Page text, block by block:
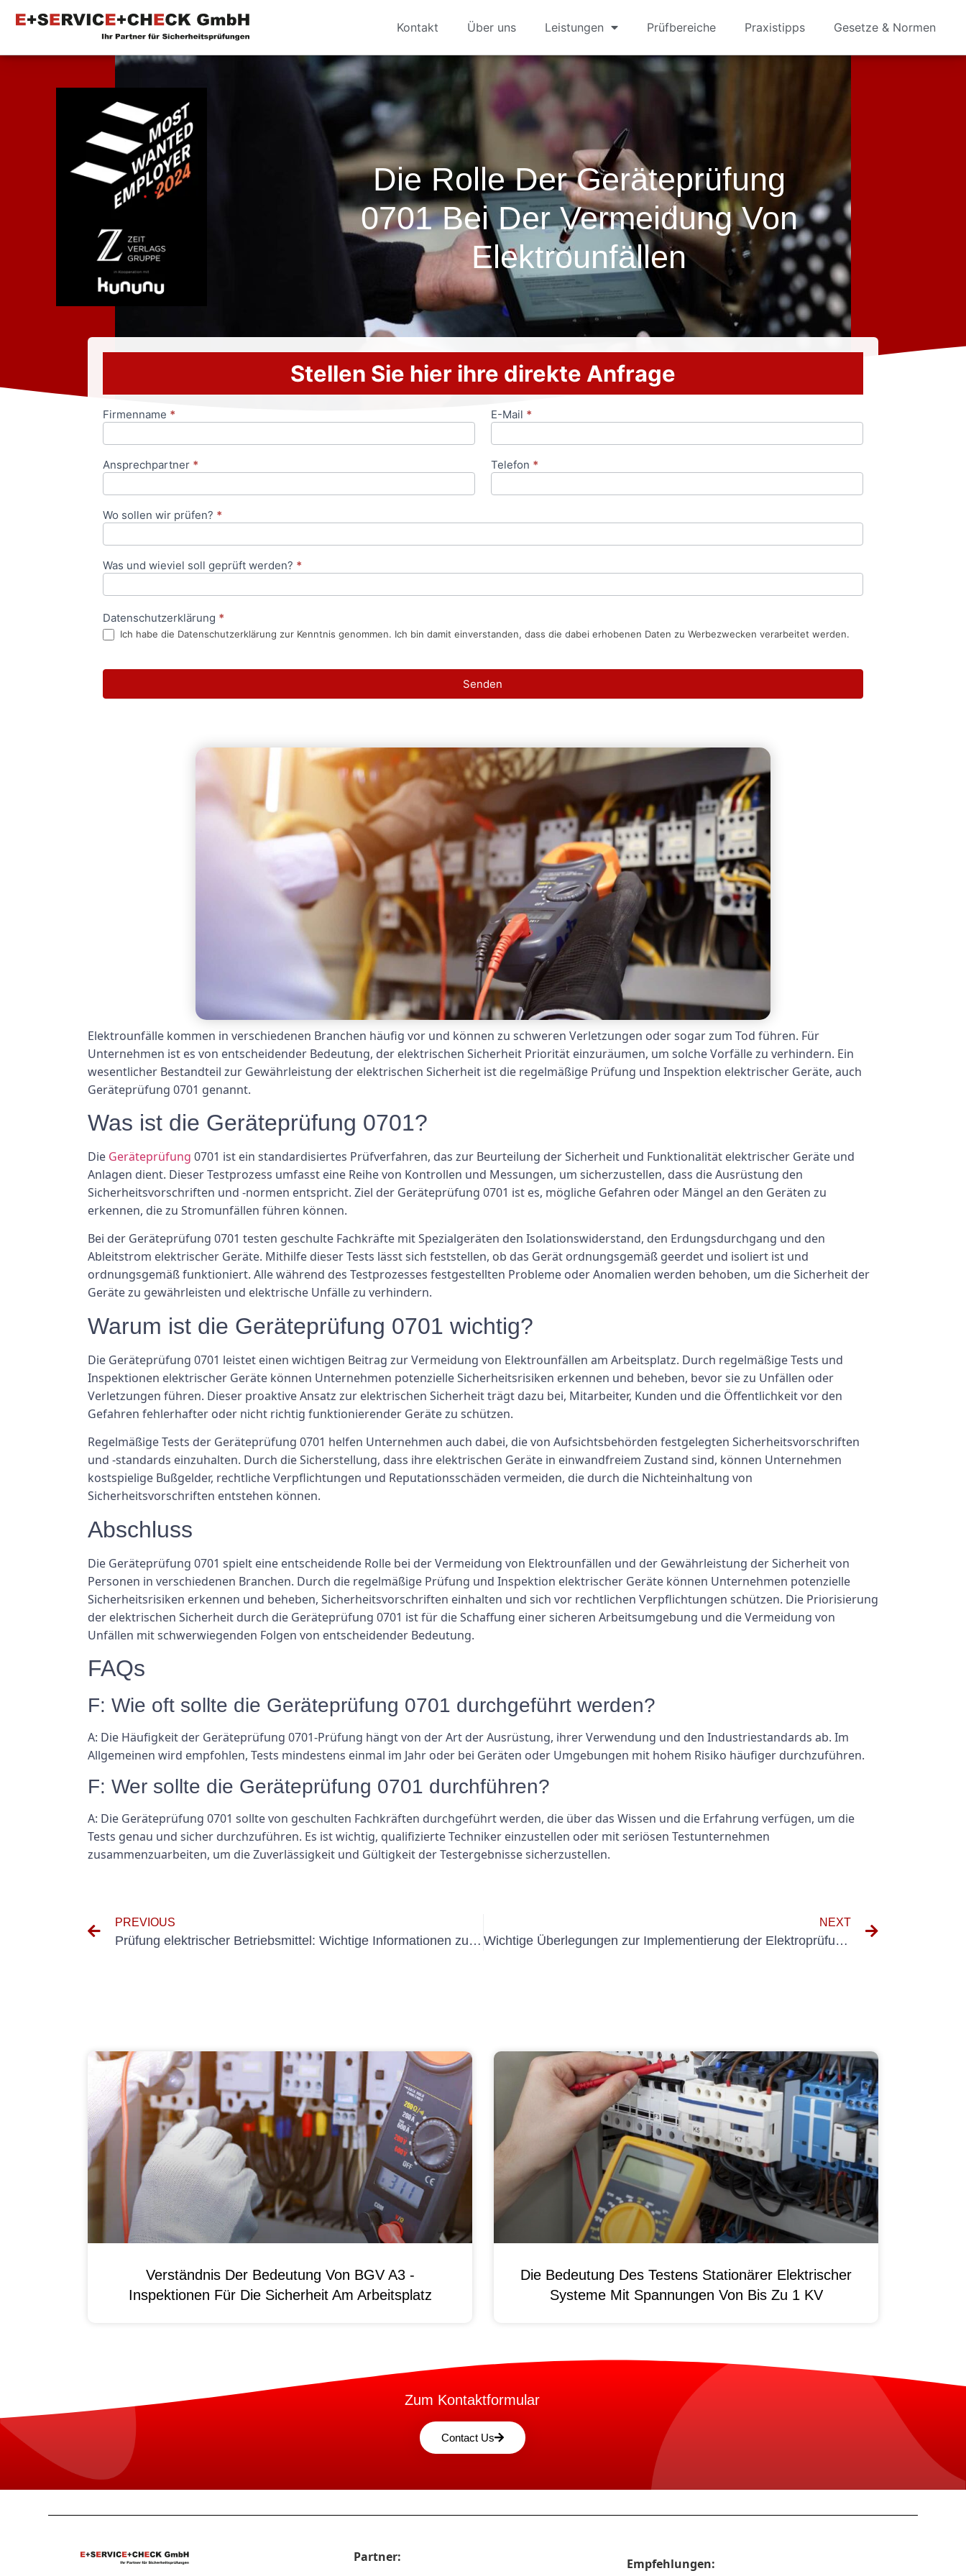
Kontakt Über uns Leistungen Prüfbereiche Praxistipps Gesetze & Normen
Die Rolle Der Geräteprüfung
0701 Bei Der Vermeidung Von
Elektrounfällen
Stellen Sie hier ihre direkte Anfrage
Anfrageformular
Firmenname * E-Mail *
Ansprechpartner * Telefon *
Wo sollen wir prüfen? *
Was und wieviel soll geprüft werden? *
Datenschutzerklärung *
Ich habe die Datenschutzerklärung zur Kenntnis genommen. Ich bin damit einverstanden, dass die dabei erhobenen Daten zu Werbezwecken verarbeitet werden.
Senden
Elektrounfälle kommen in verschiedenen Branchen häufig vor und können zu schweren Verletzungen oder sogar zum Tod führen. Für
Unternehmen ist es von entscheidender Bedeutung, der elektrischen Sicherheit Priorität einzuräumen, um solche Vorfälle zu verhindern. Ein
wesentlicher Bestandteil zur Gewährleistung der elektrischen Sicherheit ist die regelmäßige Prüfung und Inspektion elektrischer Geräte, auch
Geräteprüfung 0701 genannt.
Was ist die Geräteprüfung 0701?
Die Geräteprüfung 0701 ist ein standardisiertes Prüfverfahren, das zur Beurteilung der Sicherheit und Funktionalität elektrischer Geräte und
Anlagen dient. Dieser Testprozess umfasst eine Reihe von Kontrollen und Messungen, um sicherzustellen, dass die Ausrüstung den
Sicherheitsvorschriften und -normen entspricht. Ziel der Geräteprüfung 0701 ist es, mögliche Gefahren oder Mängel an den Geräten zu
erkennen, die zu Stromunfällen führen können.
Bei der Geräteprüfung 0701 testen geschulte Fachkräfte mit Spezialgeräten den Isolationswiderstand, den Erdungsdurchgang und den
Ableitstrom elektrischer Geräte. Mithilfe dieser Tests lässt sich feststellen, ob das Gerät ordnungsgemäß geerdet und isoliert ist und
ordnungsgemäß funktioniert. Alle während des Testprozesses festgestellten Probleme oder Anomalien werden behoben, um die Sicherheit der
Geräte zu gewährleisten und elektrische Unfälle zu verhindern.
Warum ist die Geräteprüfung 0701 wichtig?
Die Geräteprüfung 0701 leistet einen wichtigen Beitrag zur Vermeidung von Elektrounfällen am Arbeitsplatz. Durch regelmäßige Tests und
Inspektionen elektrischer Geräte können Unternehmen potenzielle Sicherheitsrisiken erkennen und beheben, bevor sie zu Unfällen oder
Verletzungen führen. Dieser proaktive Ansatz zur elektrischen Sicherheit trägt dazu bei, Mitarbeiter, Kunden und die Öffentlichkeit vor den
Gefahren fehlerhafter oder nicht richtig funktionierender Geräte zu schützen.
Regelmäßige Tests der Geräteprüfung 0701 helfen Unternehmen auch dabei, die von Aufsichtsbehörden festgelegten Sicherheitsvorschriften
und -standards einzuhalten. Durch die Sicherstellung, dass ihre elektrischen Geräte in einwandfreiem Zustand sind, können Unternehmen
kostspielige Bußgelder, rechtliche Verpflichtungen und Reputationsschäden vermeiden, die durch die Nichteinhaltung von
Sicherheitsvorschriften entstehen können.
Abschluss
Die Geräteprüfung 0701 spielt eine entscheidende Rolle bei der Vermeidung von Elektrounfällen und der Gewährleistung der Sicherheit von
Personen in verschiedenen Branchen. Durch die regelmäßige Prüfung und Inspektion elektrischer Geräte können Unternehmen potenzielle
Sicherheitsrisiken erkennen und beheben, Sicherheitsvorschriften einhalten und sich vor rechtlichen Verpflichtungen schützen. Die Priorisierung
der elektrischen Sicherheit durch die Geräteprüfung 0701 ist für die Schaffung einer sicheren Arbeitsumgebung und die Vermeidung von
Unfällen mit schwerwiegenden Folgen von entscheidender Bedeutung.
FAQs
F: Wie oft sollte die Geräteprüfung 0701 durchgeführt werden?
A: Die Häufigkeit der Geräteprüfung 0701-Prüfung hängt von der Art der Ausrüstung, ihrer Verwendung und den Industriestandards ab. Im
Allgemeinen wird empfohlen, Tests mindestens einmal im Jahr oder bei Geräten oder Umgebungen mit hohem Risiko häufiger durchzuführen.
F: Wer sollte die Geräteprüfung 0701 durchführen?
A: Die Geräteprüfung 0701 sollte von geschulten Fachkräften durchgeführt werden, die über das Wissen und die Erfahrung verfügen, um die
Tests genau und sicher durchzuführen. Es ist wichtig, qualifizierte Techniker einzustellen oder mit seriösen Testunternehmen
zusammenzuarbeiten, um die Zuverlässigkeit und Gültigkeit der Testergebnisse sicherzustellen.
PREVIOUS
Prüfung elektrischer Betriebsmittel: Wichtige Informationen zur Häufigkeit
NEXT
Wichtige Überlegungen zur Implementierung der Elektroprüfung DGUV 3 an Ihrem Arbeitsplatz
Verständnis Der Bedeutung Von BGV A3 -
Inspektionen Für Die Sicherheit Am Arbeitsplatz
Die Bedeutung Des Testens Stationärer Elektrischer
Systeme Mit Spannungen Von Bis Zu 1 KV
Zum Kontaktformular
Contact Us
Partner: Empfehlungen: